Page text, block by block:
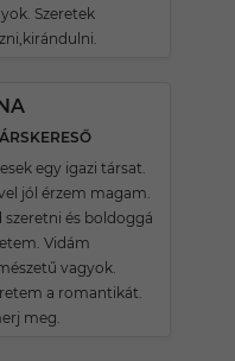
Szeretek
egy igazi társat.
jól érzem magam.
szeretni és boldoggá
Vidám
vagyok.
a romantikát.
meg.